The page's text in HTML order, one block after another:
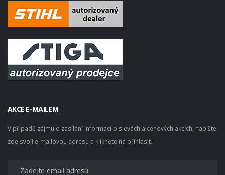
AKCE E-MAILEM
V případě zájmu o zasílání informací o slevách a cenových akcích, napište
zde svoji e-mailovou adresu a klikněte na přihlásit.